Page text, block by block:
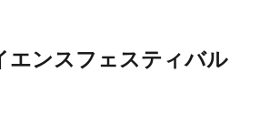
エンスフェスティバル